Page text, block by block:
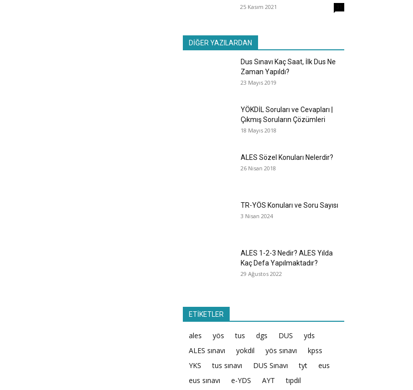
25 Kasım 2021
DİĞER YAZILARDAN
Dus Sınavı Kaç Saat, İlk Dus Ne
Zaman Yapıldı?
23 Mayıs 2019
YÖKDİL Soruları ve Cevapları |
Çıkmış Soruların Çözümleri
18 Mayıs 2018
ALES Sözel Konuları Nelerdir?
26 Nisan 2018
TR-YÖS Konuları ve Soru Sayısı
3 Nisan 2024
ALES 1-2-3 Nedir? ALES Yılda
Kaç Defa Yapılmaktadır?
29 Ağustos 2022
ETİKETLER
ales yös tus dgs DUS
yds
ALES sınavı
yokdil yös sınavı
kpss
YKS
tus sınavı DUS Sınavı tyt
eus
eus sınavı
e-YDS AYT tıpdil